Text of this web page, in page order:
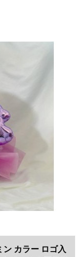
ン カラー ロゴ入